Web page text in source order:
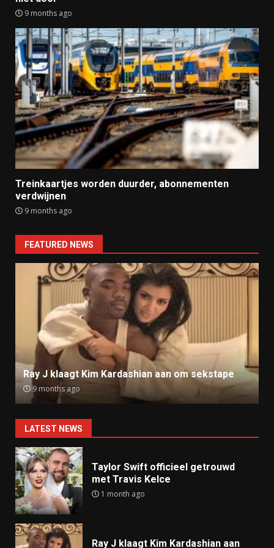
9 months ago
Treinkaartjes worden duurder, abonnementen
verdwijnen
9 months ago
FEATURED NEWS
Ray J klaagt Kim Kardashian aan om sekstape
9 months ago
LATEST NEWS
Taylor Swift officieel getrouwd
met Travis Kelce
1 month ago
Ray J klaagt Kim Kardashian aan